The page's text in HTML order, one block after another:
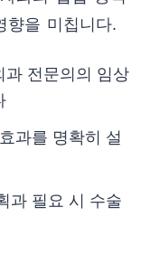
향을 미칩니다.
과 전문의의 임상
과를 명확히 설
과 필요 시 수술